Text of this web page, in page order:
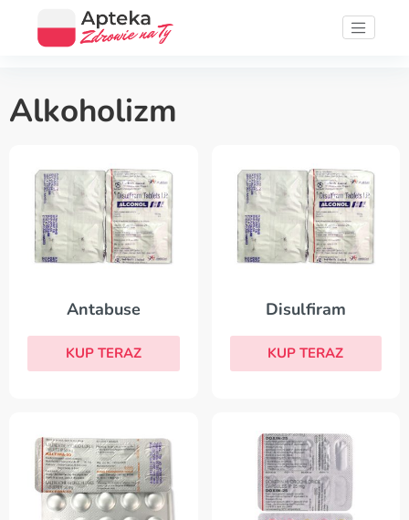
Alkoholizm
Antabuse
KUP TERAZ
Disulfiram
KUP TERAZ